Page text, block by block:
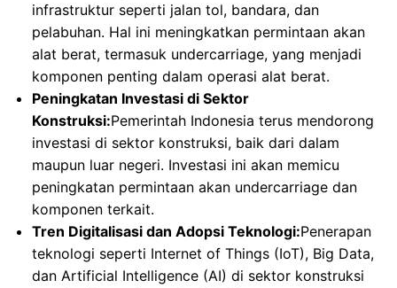
infrastruktur seperti jalan tol, bandara, dan
pelabuhan. Hal ini meningkatkan permintaan akan
alat berat, termasuk undercarriage, yang menjadi
komponen penting dalam operasi alat berat.
Peningkatan Investasi di Sektor
Konstruksi:Pemerintah Indonesia terus mendorong
investasi di sektor konstruksi, baik dari dalam
maupun luar negeri. Investasi ini akan memicu
peningkatan permintaan akan undercarriage dan
komponen terkait.
Tren Digitalisasi dan Adopsi Teknologi:Penerapan
teknologi seperti Internet of Things (IoT), Big Data,
dan Artificial Intelligence (AI) di sektor konstruksi